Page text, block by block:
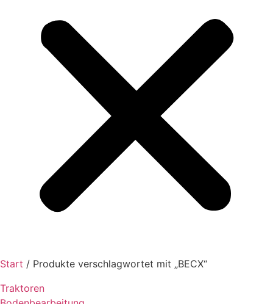
Start / Produkte verschlagwortet mit „BECX“
Traktoren